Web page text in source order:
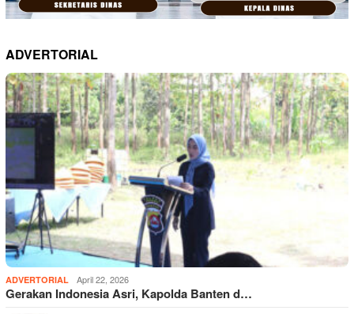
ADVERTORIAL
ADVERTORIAL April 22, 2026
Gerakan Indonesia Asri, Kapolda Banten d…